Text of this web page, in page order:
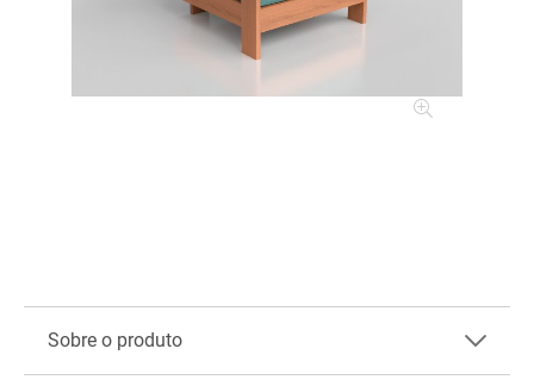
Sobre o produto